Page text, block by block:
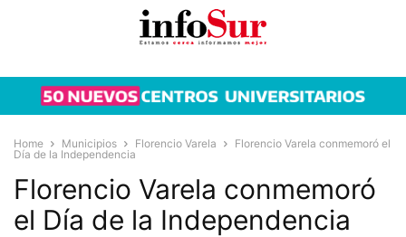
Home Municipios Florencio Varela
Florencio Varela conmemoró el
Día de la Independencia
Florencio Varela conmemoró
el Día de la Independencia